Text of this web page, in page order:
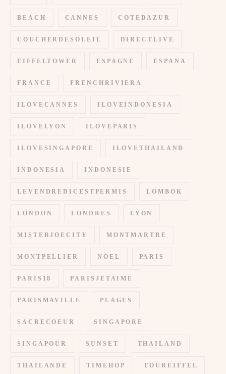
BEACH CANNES COTEDAZUR
COUCHERDESOLEIL DIRECTLIVE
EIFFELTOWER ESPAGNE ESPANA
FRANCE FRENCHRIVIERA
ILOVECANNES ILOVEINDONESIA
ILOVELYON ILOVEPARIS
ILOVESINGAPORE ILOVETHAILAND
INDONESIA INDONESIE
LEVENDREDICESTPERMIS LOMBOK
LONDON LONDRES LYON
MISTERJOECITY MONTMARTRE
MONTPELLIER NOEL PARIS
PARIS18 PARISJETAIME
PARISMAVILLE PLAGES
SACRECOEUR SINGAPORE
SINGAPOUR SUNSET THAILAND
THAILANDE TIMEHOP TOUREIFFEL